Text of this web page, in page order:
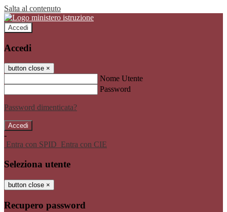
Salta al contenuto
Accedi
Accedi
button close ×
Nome Utente
Password
Password dimenticata?
-
Entra con SPID Entra con CIE
Seleziona utente
button close ×
Recupero password